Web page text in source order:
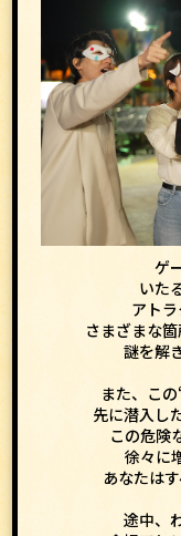
ゲ
いた
アトラ
さまざまな
謎を解
また、こ
先に潜入し
この危険
徐々に
あなたは
途中、